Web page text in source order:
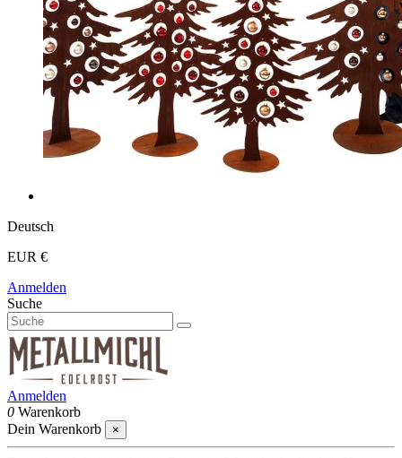
Deutsch
EUR €
Anmelden
Suche
Anmelden
0 Warenkorb
Dein Warenkorb
×